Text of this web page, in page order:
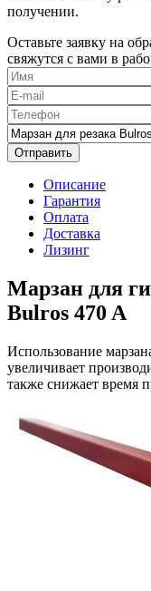
получении.
Оставьте заявку на
свяжутся с вами в
Отправить
Описание
Гарантия
Оплата
Доставка
Лизинг
Марзан для
Bulros 470 A
Использование
увеличивает
также снижает время